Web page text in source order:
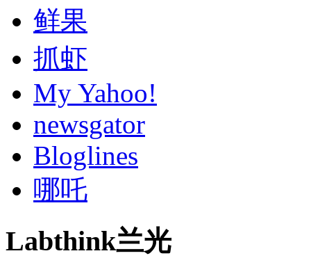
鲜果
抓虾
My Yahoo!
newsgator
Bloglines
哪吒
Labthink兰光